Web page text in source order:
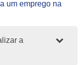
um emprego na
a